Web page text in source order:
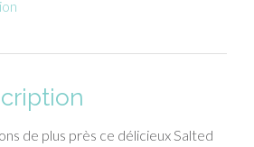
de plus près ce délicieux Salted